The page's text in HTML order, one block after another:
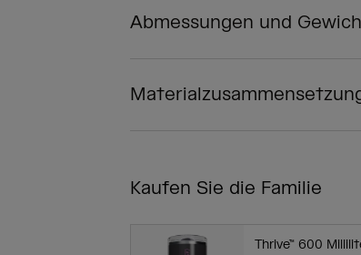
Abmessungen und
Kaufen Sie die Familie
Thrive™ 600